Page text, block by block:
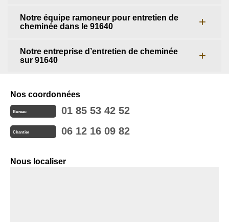
Notre équipe ramoneur pour entretien de
cheminée dans le 91640
Notre entreprise d’entretien de cheminée
sur 91640
Nos coordonnées
Bureau 01 85 53 42 52
Chantier 06 12 16 09 82
Nous localiser